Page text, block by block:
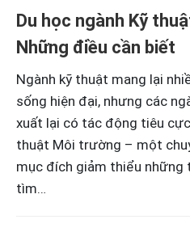
Du học ngành Kỹ
Những điều cần biết
Ngành kỹ thuật mang lại
sống hiện đại, nhưng các
xuất lại có tác động tiêu
thuật Môi trường – một
mục đích giảm thiểu những
tìm…